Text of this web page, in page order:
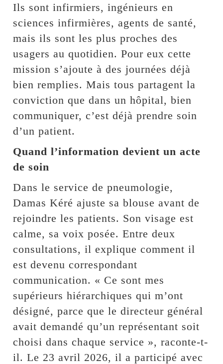
Ils sont infirmiers, ingénieurs en
sciences infirmières, agents de santé,
mais ils sont les plus proches des
usagers au quotidien. Pour eux cette
mission s’ajoute à des journées déjà
bien remplies. Mais tous partagent la
conviction que dans un hôpital, bien
communiquer, c’est déjà prendre soin
d’un patient.
Quand l’information devient un acte
de soin
Dans le service de pneumologie,
Damas Kéré ajuste sa blouse avant de
rejoindre les patients. Son visage est
calme, sa voix posée. Entre deux
consultations, il explique comment il
est devenu correspondant
communication. « Ce sont mes
supérieurs hiérarchiques qui m’ont
désigné, parce que le directeur général
avait demandé qu’un représentant soit
choisi dans chaque service », raconte-t-
il. Le 23 avril 2026, il a participé avec